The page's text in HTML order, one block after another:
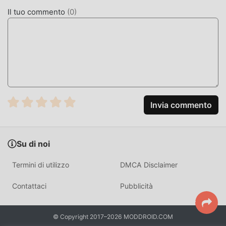
Come i giochi tradizionali rpg, ApexGirls ha uno stile
artistico unico e la grafica, le mappe e i personaggi di alta
massimo Migliora l'esperienza sensoriale dell'utente e ci
sono molti diversi tipi di telefoni cellulari apk con
un'eccellente adattabilità, assicurando che tutti gli amanti
del gioco di rpg possano godersi appieno la felicità portato
da ApexGirls 4.3.144
Il tradizionale gioco rpg richiede agli utenti di dedicare
molto tempo ad accumulare ricchezza/abilità/abilità nel
gioco, che è sia la caratteristica che il divertimento del
Il tuo commento (0)
Invia commento
Su di noi
Termini di utilizzo DMCA Disclaimer
Contattaci Pubblicità
© Copyright 2017–2026 MODDROID.COM